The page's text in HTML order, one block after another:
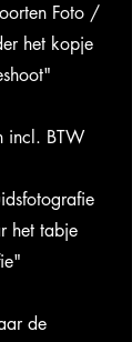
Foto /
het kopje
incl. BTW
het tabje
de